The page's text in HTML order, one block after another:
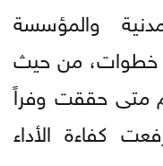
والمؤسسة
خطوات، من حيث
متى حققت وفراً
كفاءة الأداء